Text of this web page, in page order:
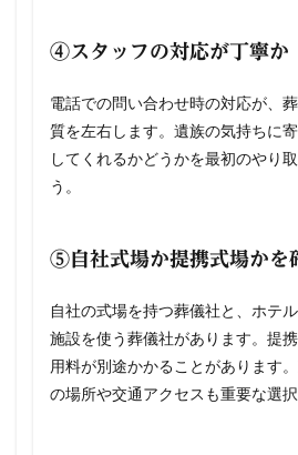
④スタッフの対応が丁寧か
電話での問い合わせ時の対応が、
質を左右します。遺族の気持ちに
してくれるかどうかを最初のやり
う。
⑤自社式場か提携式場かを
自社の式場を持つ葬儀社と、ホテ
施設を使う葬儀社があります。提
用料が別途かかることがあります
の場所や交通アクセスも重要な選択